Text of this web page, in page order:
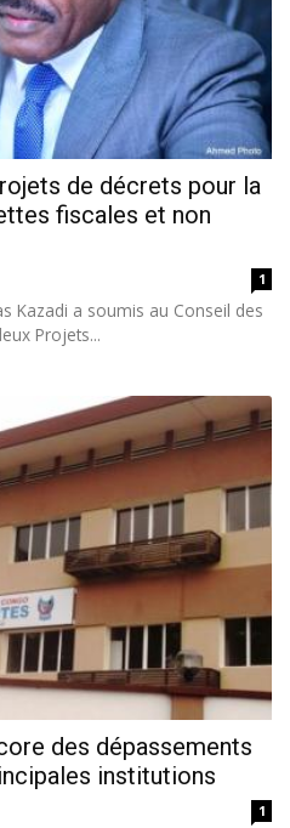
de décrets pour la
fiscales et non
1
Kazadi a soumis au Conseil des
Projets...
des dépassements
institutions
1